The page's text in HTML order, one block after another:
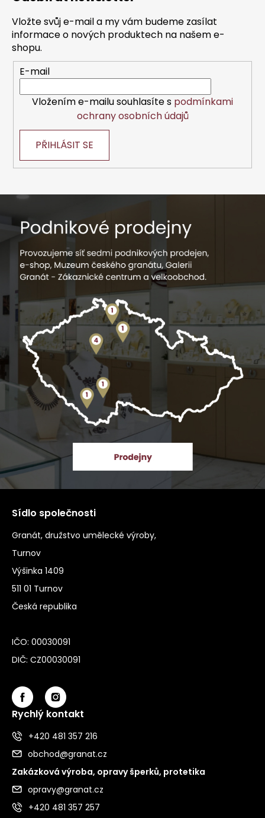
Vložte svůj e-mail a my vám budeme zasílat
informace o nových produktech na našem e-
shopu.
E-mail
Vložením e-mailu souhlasíte s podmínkami
ochrany osobních údajů
PŘIHLÁSIT SE
Sídlo společnosti
Granát, družstvo umělecké výroby,
Turnov
Výšinka 1409
511 01 Turnov
Česká republika
IČO: 00030091
DIČ: CZ00030091
Rychlý kontakt
+420 481 357 216
obchod@granat.cz
Zakázková výroba, opravy šperků, protetika
opravy@granat.cz
+420 481 357 257